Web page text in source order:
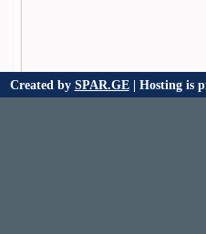
Created by SPAR.GE| Hosting is